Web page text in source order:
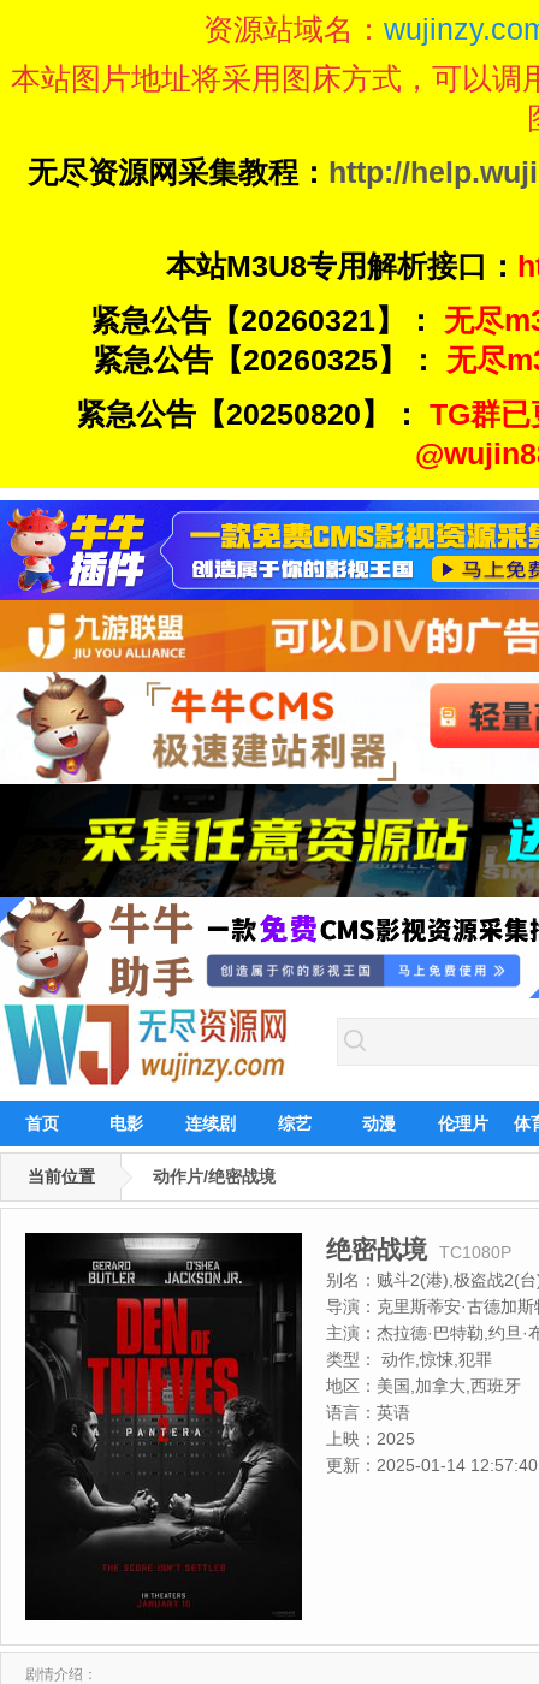
资源站域名：
本站图片地址将采用图床方式，可以
无尽资源网采集教程： http://
本站M3U8专用解析接口：
紧急公告【20260321】：
无尽
紧急公告【20260325】：
无尽
紧急公告【20250820】：
TG群
首页 电影 连续剧 综艺 动漫 伦理片 体
当前位置 动作片/绝密战境
绝密战境
TC1080P
别名： 贼斗2(港),极盗战2(
绝密战境,极盗战线,Den of
导演： 克里斯蒂安·古德加斯
主演： 杰拉德·巴特勒,约旦·
哈迈德,斯温·特梅尔,萨尔瓦
凯利,奥利·舒卡,里科欧·范
里斯蒂安·索利诺,安东尼奥·
耶·欧拉尔,尤里·D·布朗
类型：
动作,惊悚,犯罪
地区： 美国,加拿大,西班牙
语言： 英语
上映： 2025
更新： 2025-01-14 12:57:40
剧情介绍：